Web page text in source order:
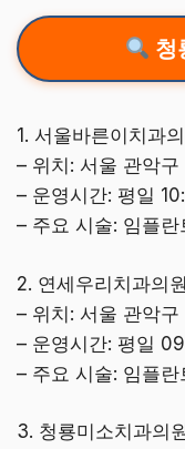
청
1. 서울바른이치과
– 위치: 서울 관악
– 운영시간: 평일
– 주요 시술: 임플
2. 연세우리치과의원
– 위치: 서울 관악
– 운영시간: 평일
– 주요 시술: 임플
3. 청룡미소치과의